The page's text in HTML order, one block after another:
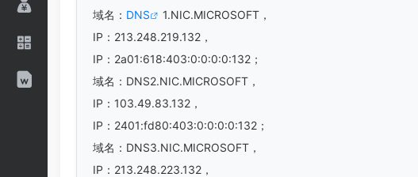
域名： DNS
1.NIC.MICROSOFT，
IP：213.248.219.132，
IP：2a01:618:403:0:0:0:0:132；
域名：DNS2.NIC.MICROSOFT，
IP：103.49.83.132，
IP：2401:fd80:403:0:0:0:0:132；
域名：DNS3.NIC.MICROSOFT，
IP：213.248.223.132，